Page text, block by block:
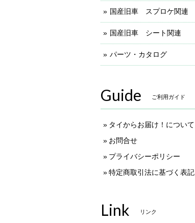
国産旧車 スプロケ関連
国産旧車 シート関連
パーツ・カタログ
Guide ご利用ガイド
タイからお届け！について
お問合せ
プライバシーポリシー
特定商取引法に基づく表記
Link リンク